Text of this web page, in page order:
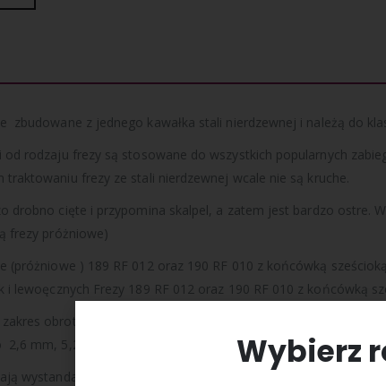
zbudowane z jednego kawałka stali nierdzewnej i należą do
od rodzaju frezy są stosowane do wszystkich popularnych
traktowaniu frezy ze stali nierdzewnej wcale nie są kruche.
drobno cięte i przypomina skalpel, a zatem jest bardzo ostre.
frezy próżniowe)
(próżniowe ) 189 RF 012 oraz 190 RF 010 z końcówką
i lewoęcznych Frezy 189 RF 012 oraz 190 RF 010 z końcówką
zakres obrotowy frezów 189 RF 012 oraz 190 RF 010 wynosi
mm, 5,2 mm.
wystandaryzowany trzpień o grubości 2,35 mm i pasują do
Wybierz